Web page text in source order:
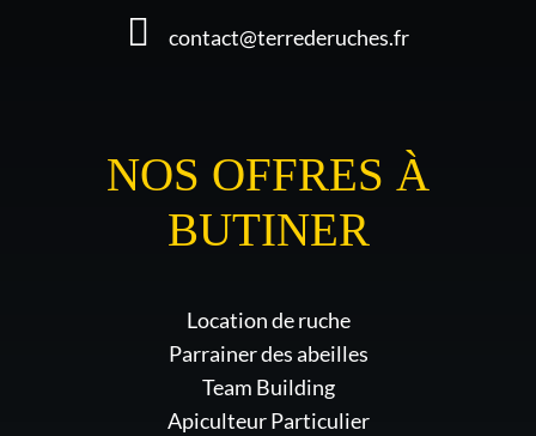
NOS OFFRES À
BUTINER
Location de ruche
Parrainer des abeilles
Team Building
Apiculteur Particulier
contact@terrederuches.fr